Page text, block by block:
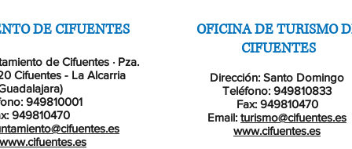
DE CIFUENTES
de Cifuentes · Pza.
Cifuentes - La Alcarria
949810001
949810470
OFICINA DE TURISMO
CIFUENTES
Dirección: Santo Domingo
Teléfono: 949810833
Fax: 949810470
Email: turismo@cifuentes.es
www.cifuentes.es